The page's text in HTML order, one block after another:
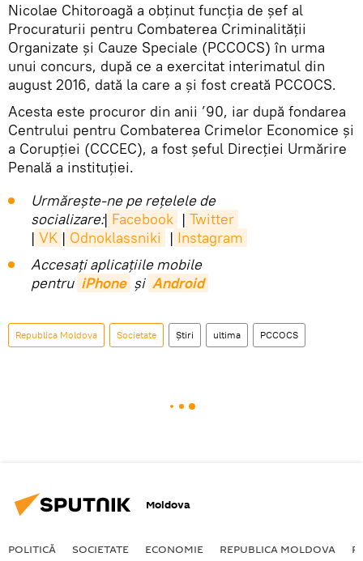
Nicolae Chitoroagă a obţinut funcţia de şef al
Procuraturii pentru Combaterea Criminalităţii
Organizate şi Cauze Speciale (PCCOCS) în urma
unui concurs, după ce a exercitat interimatul din
august 2016, dată la care a şi fost creată PCCOCS.
Acesta este procuror din anii ’90, iar după fondarea
Centrului pentru Combaterea Crimelor Economice şi
a Corupţiei (CCCEC), a fost şeful Direcţiei Urmărire
Penală a instituţiei.
Urmărește-ne pe rețelele de
socializare:| Facebook | Twitter
| VK | Odnoklassniki | Instagram
Accesaţi aplicaţiile mobile
pentru iPhone și Android
Republica Moldova Societate Știri ultima PCCOCS
Moldova
POLITICĂ SOCIETATE ECONOMIE REPUBLICA MOLDOVA